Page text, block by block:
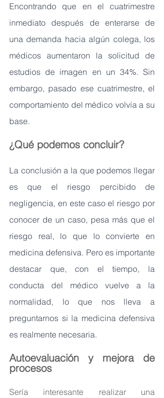
Encontrando que en el cuatrimestre
inmediato después de enterarse de
una demanda hacia algún colega, los
médicos aumentaron la solicitud de
estudios de imagen en un 34%. Sin
embargo, pasado ese cuatrimestre, el
comportamiento del médico volvía a su
base.
¿Qué podemos concluir?
La conclusión a la que podemos llegar
es que el riesgo percibido de
negligencia, en este caso el riesgo por
conocer de un caso, pesa más que el
riesgo real, lo que lo convierte en
medicina defensiva. Pero es importante
destacar que, con el tiempo, la
conducta del médico vuelve a la
normalidad, lo que nos lleva a
preguntarnos si la medicina defensiva
es realmente necesaria.
Autoevaluación y mejora de
procesos
Sería interesante realizar una